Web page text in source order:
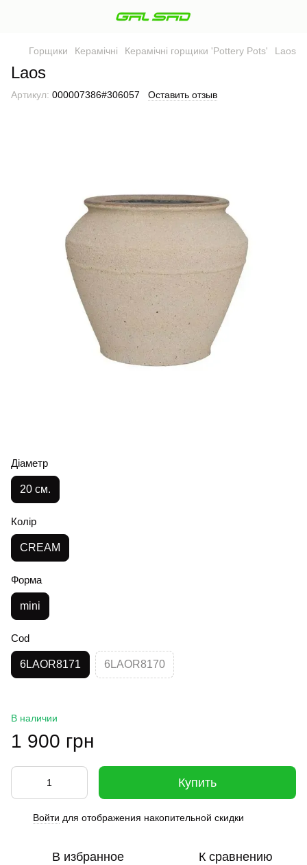
Горщики Керамічні Керамічні горщики 'Pottery Pots' Laos
Laos
Артикул: 000007386#306057 Оставить отзыв
Діаметр
20 см.
Колір
CREAM
Форма
mini
Cod
6LAOR8171 6LAOR8170
В наличии
1 900 грн
Купить
Войти для отображения накопительной скидки
В избранное К сравнению